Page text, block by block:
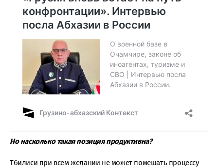
Но насколько такая позиция продуктивна?
Тбилиси при всем желании не может помешать процессу